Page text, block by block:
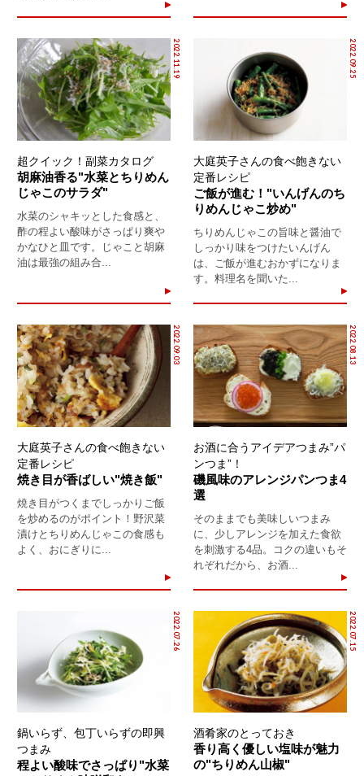
2022.11.19
超クイック！副菜カタログ
胡麻油香る"水菜とちりめん
じゃこのサラダ"
水菜のシャキッとした食感と、
酢の程よい酸味がさっぱり爽や
かなひと皿です。じゃこと胡麻
油は最強の組み合...
2022.09.25
大庭英子さんの食べ飽きない
定番レシピ
ご飯が進む！"いんげんのち
りめんじゃこ炒め"
ちりめんじゃこの旨味と醤油で
しっかり味をつけたいんげん
は、ご飯が進むおかずになりま
す。料理名を聞いた...
2022.09.03
大庭英子さんの食べ飽きない
定番レシピ
焼き目が香ばしい"焼き飯"
焼き目がつくまでしっかりご飯
を炒めるのがポイント！野沢菜
漬けとちりめんじゃこの食感も
よく、おにぎりに...
2022.08.13
お酒に合うアイデアつまみ”パ
ンつま”！
磯風味のアレンジパンつま4
選
そのままでも美味しいつまみ
に、少しアレンジを加えた食欲
を刺激する4品。コクの違いもそ
れぞれだから、お酒...
2022.07.26
鍋いらず、包丁いらずの即興
つまみ
程よい酸味でさっぱり"水菜
2022.07.15
酒肴家のとっておき
香り高く優しい塩味が魅力
の"ちりめん山椒"